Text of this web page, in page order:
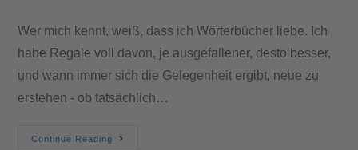
Wer mich kennt, weiß, dass ich Wörterbücher liebe. Ich
habe Regale voll davon, je ausgefallener, desto besser,
und wann immer sich die Gelegenheit ergibt, neue zu
erstehen - ob tatsächlich…
Continue Reading